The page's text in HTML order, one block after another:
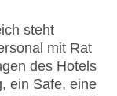
steht
mit Rat
des Hotels
ein Safe, eine